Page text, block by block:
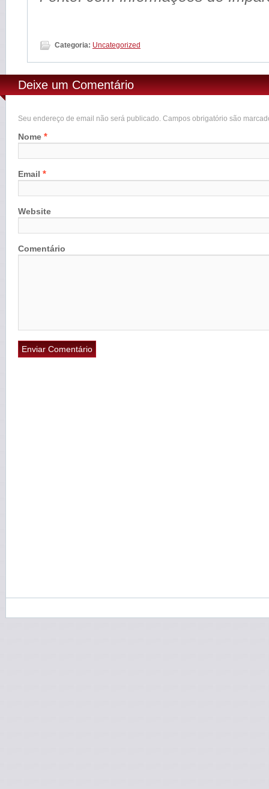
Categoria: Uncategorized
Deixe um Comentário
Seu endereço de email não será publicado. Campos obrigatório são
Nome *
Email *
Website
Comentário